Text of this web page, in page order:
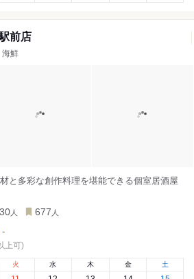
前店
海鮮
と多彩な創作料理を堪能できる個室居酒屋
30 人 677 人
-
上可)
火 水 木 金 土